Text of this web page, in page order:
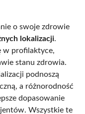
o swoje zdrowie
lokalizacji.
w profilaktyce,
stanu zdrowia.
podnoszą
a różnorodność
dopasowanie
Wszystkie te